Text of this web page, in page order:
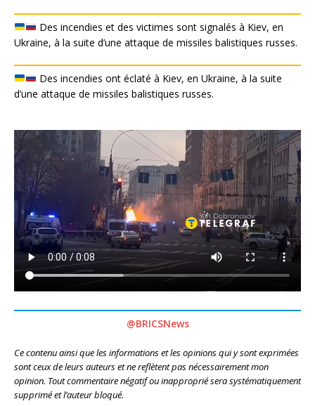
Des incendies et des victimes sont signalés à Kiev, en
Ukraine, à la suite d’une attaque de missiles balistiques russes.
Des incendies ont éclaté à Kiev, en Ukraine, à la suite
d’une attaque de missiles balistiques russes.
@BRICSNews
Ce contenu ainsi que les informations et les opinions qui y sont exprimées
sont ceux de leurs auteurs et ne reflètent pas nécessairement mon
opinion. Tout commentaire négatif ou inapproprié sera systématiquement
supprimé et l’auteur bloqué.